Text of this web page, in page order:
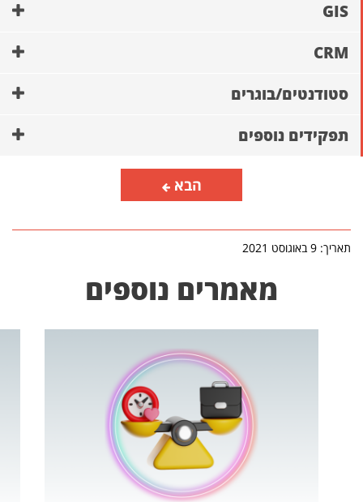
GIS
CRM
סטודנטים/בוגרים
תפקידים נוספים
הבא
תאריך: 9 באוגוסט 2021
מאמרים נוספים